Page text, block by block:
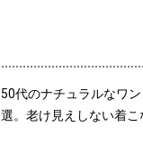
50代のナチュラルなワ
選。老け見えしない着こ